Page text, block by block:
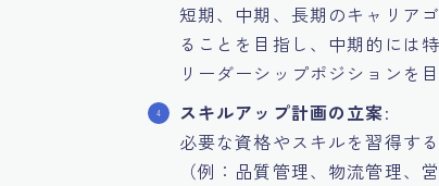
短期、中期、長期のキャリア
ることを目指し、中期的には
リーダーシップポジションを
スキルアップ計画の立案:
必要な資格やスキルを習得す
（例：品質管理、物流管理、